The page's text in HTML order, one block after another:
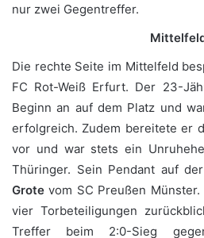
nur zwei Gegentreffer.
Die rechte Seite im Mittelfeld
FC Rot-Weiß Erfurt. Der 23-
Beginn an auf dem Platz und
erfolgreich. Zudem bereitete er
vor und war stets ein
Thüringer. Sein Pendant auf
Grote vom SC Preußen
vier Torbeteiligungen
Treffer beim 2:0-Sieg